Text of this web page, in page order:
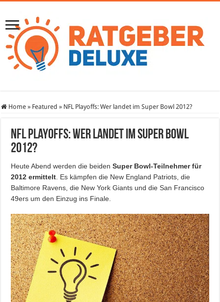
Home » Featured » NFL Playoffs: Wer landet im Super Bowl 2012?
NFL Playoffs: Wer landet im Super Bowl
2012?
Heute Abend werden die beidenSuper Bowl-Teilnehmer für
2012 ermittelt . Es kämpfen die New England Patriots, die
Baltimore Ravens, die New York Giants und die San Francisco
49ers um den Einzug ins Finale.